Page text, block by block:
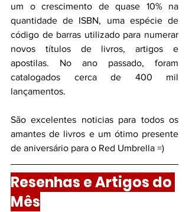
um o crescimento de quase 10% na
quantidade de ISBN, uma espécie de
código de barras utilizado para numerar
novos títulos de livros, artigos e
apostilas. No ano passado, foram
catalogados cerca de 400 mil
lançamentos.
São excelentes noticias para todos os
amantes de livros e um ótimo presente
de aniversário para o Red Umbrella =)
Resenhas e Artigos do
Mês